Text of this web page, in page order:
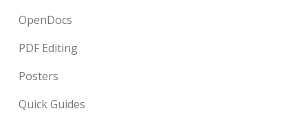
OpenDocs
PDF Editing
Posters
Quick Guides